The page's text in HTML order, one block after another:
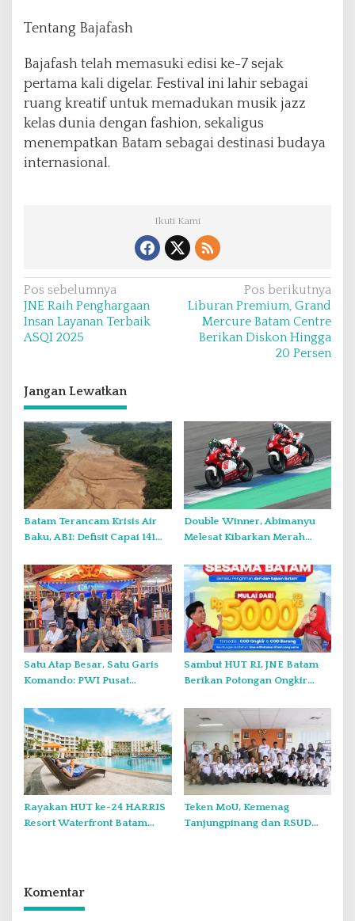
Tentang Bajafash
Bajafash telah memasuki edisi ke-7 sejak
pertama kali digelar. Festival ini lahir sebagai
ruang kreatif untuk memadukan musik jazz
kelas dunia dengan fashion, sekaligus
menempatkan Batam sebagai destinasi budaya
internasional.
Ikuti Kami
N
a
v
g
a
s
i
p
o
s
Pos sebelumnya
JNE Raih Penghargaan
Insan Layanan Terbaik
ASQI 2025
Pos berikutnya
Liburan Premium, Grand
Mercure Batam Centre
Berikan Diskon Hingga
20 Persen
Jangan Lewatkan
Batam Terancam Krisis Air
Baku, ABI: Defisit Capai 141
Double Winner, Abimanyu
Melesat Kibarkan Merah
Satu Atap Besar, Satu Garis
Komando: PWI Pusat
pada PWI Kepri
Sambut HUT RI, JNE Batam
Berikan Potongan Ongkir
Rayakan HUT ke-24 HARRIS
Resort Waterfront Batam
Teken MoU, Kemenag
Tanjungpinang dan RSUD
Komentar